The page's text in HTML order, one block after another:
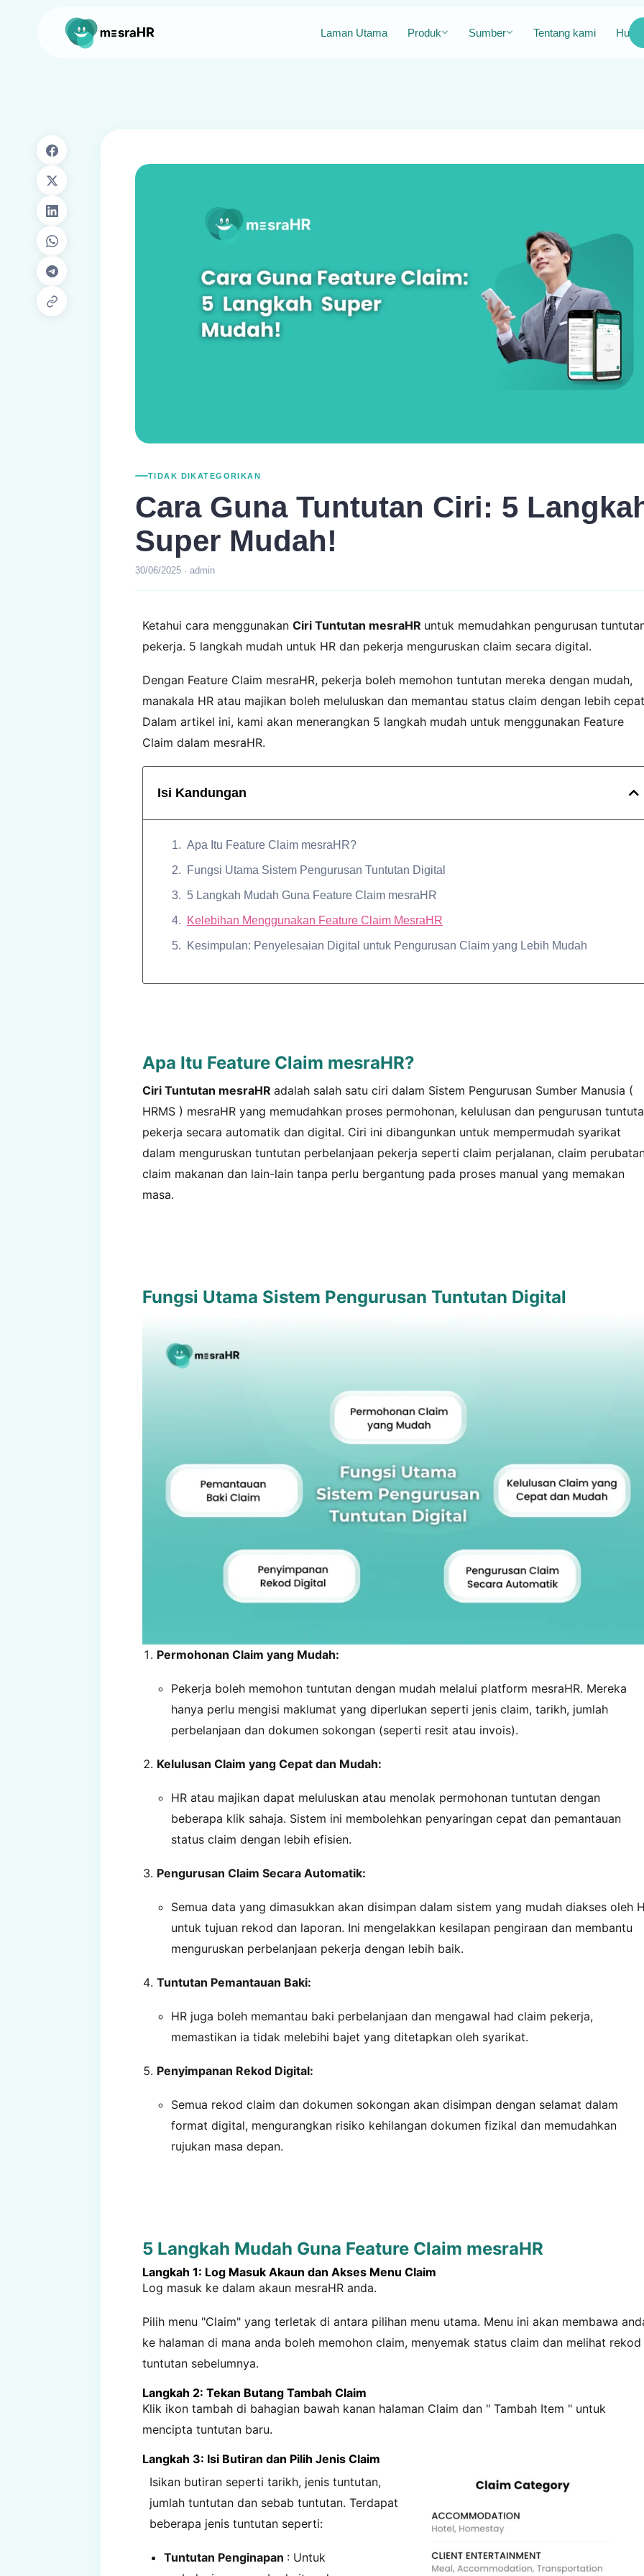
Laman Utama Produk Sumber Tentang kami
TIDAK DIKATEGORIKAN
Cara Guna Tuntutan Ciri: 5
Super Mudah!
30/06/2025 · admin
Ketahui cara menggunakan Ciri Tuntutan mesraHR untuk memudahkan pengurusan
pekerja. 5 langkah mudah untuk HR dan pekerja menguruskan claim secara digital.
Dengan Feature Claim mesraHR, pekerja boleh memohon tuntutan mereka dengan mudah,
manakala HR atau majikan boleh meluluskan dan memantau status claim dengan lebih
Dalam artikel ini, kami akan menerangkan 5 langkah mudah untuk menggunakan Feature
Claim dalam mesraHR.
Isi Kandungan
Apa Itu Feature Claim mesraHR?
Fungsi Utama Sistem Pengurusan Tuntutan Digital
5 Langkah Mudah Guna Feature Claim mesraHR
Kelebihan Menggunakan Feature Claim MesraHR
Kesimpulan: Penyelesaian Digital untuk Pengurusan Claim yang Lebih Mudah
Apa Itu Feature Claim mesraHR?
Ciri Tuntutan mesraHR adalah salah satu ciri dalam Sistem Pengurusan Sumber Manusia (
HRMS ) mesraHR yang memudahkan proses permohonan, kelulusan dan pengurusan
pekerja secara automatik dan digital. Ciri ini dibangunkan untuk mempermudah syarikat
dalam menguruskan tuntutan perbelanjaan pekerja seperti claim perjalanan, claim
claim makanan dan lain-lain tanpa perlu bergantung pada proses manual yang memakan
masa.
Fungsi Utama Sistem Pengurusan Tuntutan Digital
Permohonan Claim yang Mudah:
Pekerja boleh memohon tuntutan dengan mudah melalui platform mesraHR. Mereka
hanya perlu mengisi maklumat yang diperlukan seperti jenis claim, tarikh, jumlah
perbelanjaan dan dokumen sokongan (seperti resit atau invois).
Kelulusan Claim yang Cepat dan Mudah:
HR atau majikan dapat meluluskan atau menolak permohonan tuntutan dengan
beberapa klik sahaja. Sistem ini membolehkan penyaringan cepat dan pemantauan
status claim dengan lebih efisien.
Pengurusan Claim Secara Automatik:
Semua data yang dimasukkan akan disimpan dalam sistem yang mudah diakses oleh
untuk tujuan rekod dan laporan. Ini mengelakkan kesilapan pengiraan dan membantu
menguruskan perbelanjaan pekerja dengan lebih baik.
Tuntutan Pemantauan Baki:
HR juga boleh memantau baki perbelanjaan dan mengawal had claim pekerja,
memastikan ia tidak melebihi bajet yang ditetapkan oleh syarikat.
Penyimpanan Rekod Digital:
Semua rekod claim dan dokumen sokongan akan disimpan dengan selamat dalam
format digital, mengurangkan risiko kehilangan dokumen fizikal dan memudahkan
rujukan masa depan.
5 Langkah Mudah Guna Feature Claim mesraHR
Langkah 1: Log Masuk Akaun dan Akses Menu Claim
Log masuk ke dalam akaun mesraHR anda.
Pilih menu "Claim" yang terletak di antara pilihan menu utama. Menu ini akan membawa
ke halaman di mana anda boleh memohon claim, menyemak status claim dan melihat rekod
tuntutan sebelumnya.
Langkah 2: Tekan Butang Tambah Claim
Klik ikon tambah di bahagian bawah kanan halaman Claim dan " Tambah Item " untuk
mencipta tuntutan baru.
Langkah 3: Isi Butiran dan Pilih Jenis Claim
Isikan butiran seperti tarikh, jenis tuntutan,
jumlah tuntutan dan sebab tuntutan. Terdapat
beberapa jenis tuntutan seperti:
Tuntutan Penginapan : Untuk